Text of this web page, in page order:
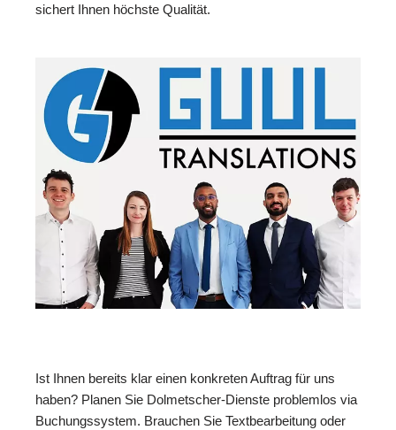
sichert Ihnen höchste Qualität.
Ist Ihnen bereits klar einen konkreten Auftrag für uns
haben? Planen Sie Dolmetscher-Dienste problemlos via
Buchungssystem. Brauchen Sie Textbearbeitung oder